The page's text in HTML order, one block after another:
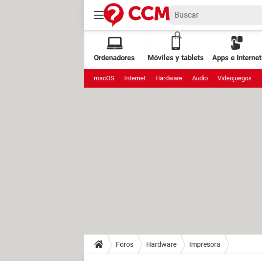
Ordenadores Móviles y tablets Apps e Internet
macOS Internet Hardware Audio Videojuegos
Foros Hardware Impresora